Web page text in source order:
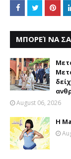
ΜΠΟΡΕΊ ΝΑ
August 06, 2026
Η